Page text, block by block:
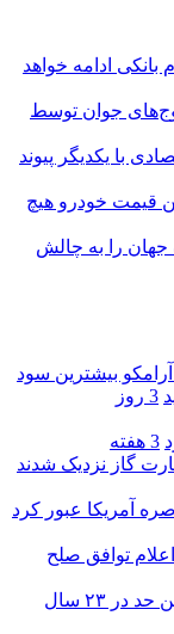
بانکی ادامه خواهد
به زوج‌های جوان توسط
با یکدیگر پیوند
قیمت خودرو هیچ
جهان را به چالش
بیشترین سود
3 روز
3 هفته
گاز نزدیک شدند
توافق صلح
ذخایر نفت کشورهای ثروتمند به پایین‌ترین حد در ۲۳ سال